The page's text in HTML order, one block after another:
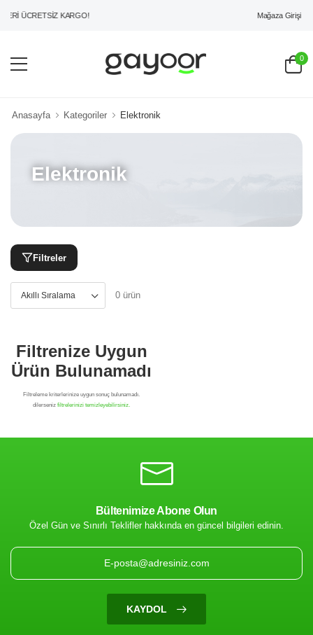
ÜCRETSİZ KARGO! Mağaza Girişi
0
Anasayfa Kategoriler Elektronik
Elektronik
Filtreler
0 ürün
Filtrenize Uygun
Ürün Bulunamadı
Bültenimize Abone Olun
Özel Gün ve Sınırlı Teklifler hakkında en güncel bilgileri edinin.
KAYDOL